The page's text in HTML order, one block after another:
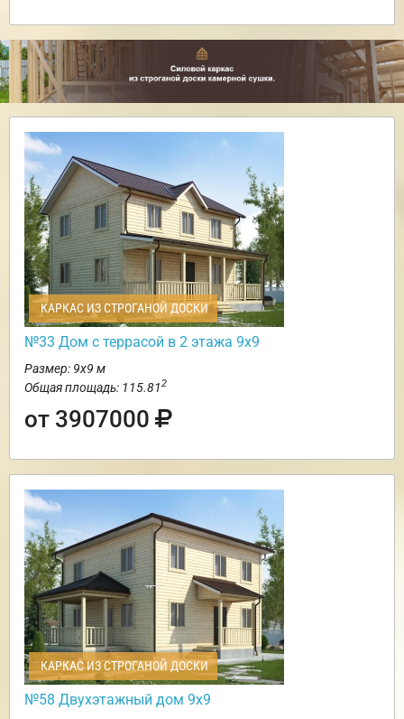
КАРКАС ИЗ СТРОГАНОЙ ДОСКИ
№33 Дом с террасой в 2 этажа 9х9
Размер: 9х9 м
Общая площадь: 115.812
от 3907000
КАРКАС ИЗ СТРОГАНОЙ ДОСКИ
№58 Двухэтажный дом 9х9